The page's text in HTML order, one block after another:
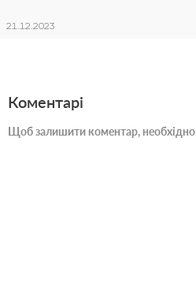
21.12.2023
Коментарі
Щоб залишити коментар, необхідно